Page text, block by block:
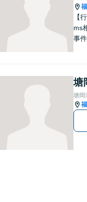
【
ms
事
す
場
塘
塘岡